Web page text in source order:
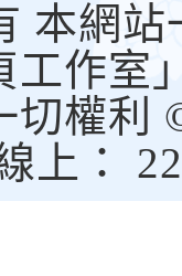
本網站
工作室
切權利
上： 22